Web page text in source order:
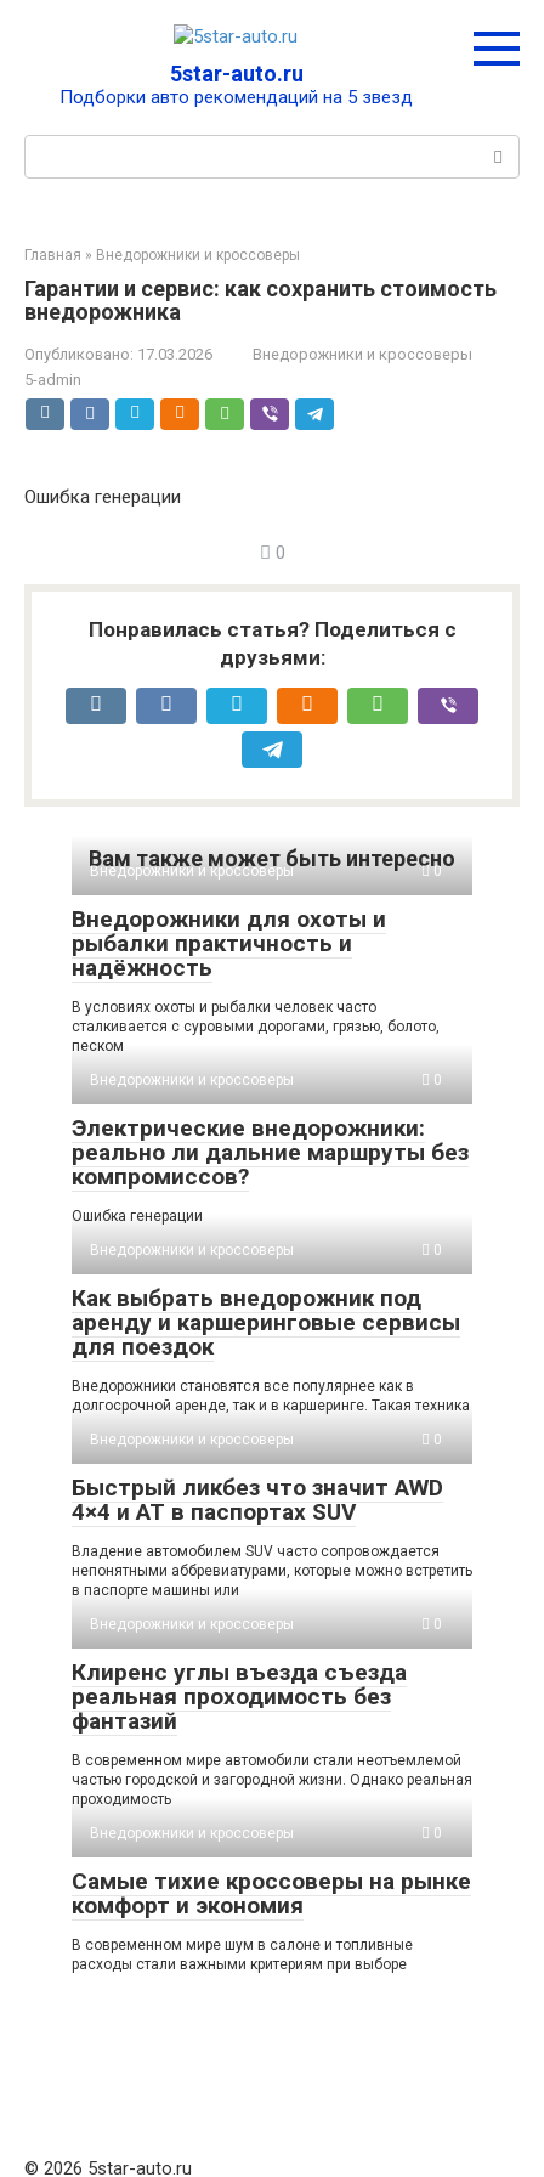
5star-auto.ru
Подборки авто рекомендаций на 5 звезд
Главная » Внедорожники и кроссоверы
Гарантии и сервис: как сохранить стоимость
внедорожника
Опубликовано: 17.03.2026
Внедорожники и кроссоверы
5-admin
Ошибка генерации
0
Понравилась статья? Поделиться с
друзьями:
Вам также может быть интересно
Внедорожники и кроссоверы 0
Внедорожники для охоты и
рыбалки практичность и
надёжность
В условиях охоты и рыбалки человек часто
сталкивается с суровыми дорогами, грязью, болото,
песком
Внедорожники и кроссоверы
0
Электрические внедорожники:
реально ли дальние маршруты без
компромиссов?
Ошибка генерации
Внедорожники и кроссоверы
0
Как выбрать внедорожник под
аренду и каршеринговые сервисы
для поездок
Внедорожники становятся все популярнее как в
долгосрочной аренде, так и в каршеринге. Такая техника
Внедорожники и кроссоверы
0
Быстрый ликбез что значит AWD
4×4 и AT в паспортах SUV
Владение автомобилем SUV часто сопровождается
непонятными аббревиатурами, которые можно встретить
в паспорте машины или
Внедорожники и кроссоверы
0
Клиренс углы въезда съезда
реальная проходимость без
фантазий
В современном мире автомобили стали неотъемлемой
частью городской и загородной жизни. Однако реальная
проходимость
Внедорожники и кроссоверы
0
Самые тихие кроссоверы на рынке
комфорт и экономия
В современном мире шум в салоне и топливные
расходы стали важными критериям при выборе
© 2026 5star-auto.ru